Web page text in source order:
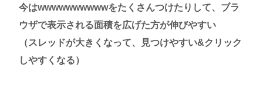
今はwwwwwwwwwwをたくさんつけたりして、ブラ
ウザで表示される面積を広げた方が伸びやすい
（スレッドが大きくなって、見つけやすい&クリック
しやすくなる）